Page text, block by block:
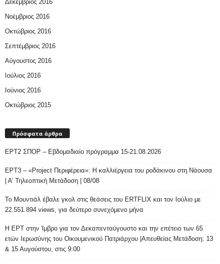
Δεκέμβριος 2016
Νοέμβριος 2016
Οκτώβριος 2016
Σεπτέμβριος 2016
Αύγουστος 2016
Ιούλιος 2016
Ιούνιος 2016
Οκτώβριος 2015
Πρόσφατα άρθρα
ΕΡΤ2 ΣΠΟΡ – Εβδομαδιαίο πρόγραμμα 15-21.08.2026
ΕΡΤ3 – «Project Περιφέρεια»: Η καλλιέργεια του ροδάκινου στη Νάουσα
| Α’ Τηλεοπτική Μετάδοση | 08/08
Το Μουντιάλ έβαλε γκολ στις θεάσεις του ERTFLIX και τον Ιούλιο με
22.551.894 views, για δεύτερο συνεχόμενο μήνα
Η ΕΡΤ στην Ίμβρο για τον Δεκαπενταύγουστο και την επέτειο των 65
ετών Ιερωσύνης του Οικουμενικού Πατριάρχου |Απευθείας Μετάδοση: 13
& 15 Αυγούστου, στις 9:00